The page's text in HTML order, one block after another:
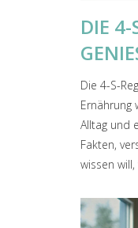
DIE 4-
Die 4-S-
Ernährung
Alltag und
Fakten,
wissen